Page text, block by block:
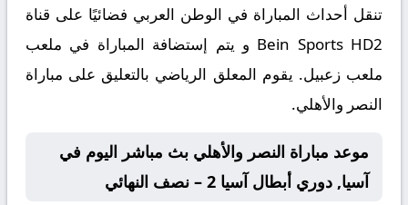
تنقل أحداث المباراة في الوطن العربي فضائيًا على قناة
Bein Sports HD2 و يتم إستضافة المباراة في ملعب
ملعب زعبيل. يقوم المعلق الرياضي بالتعليق على مباراة
النصر والأهلي.
موعد مباراة النصر والأهلي بث مباشر اليوم في
آسيا, دوري أبطال آسيا 2 – نصف النهائي